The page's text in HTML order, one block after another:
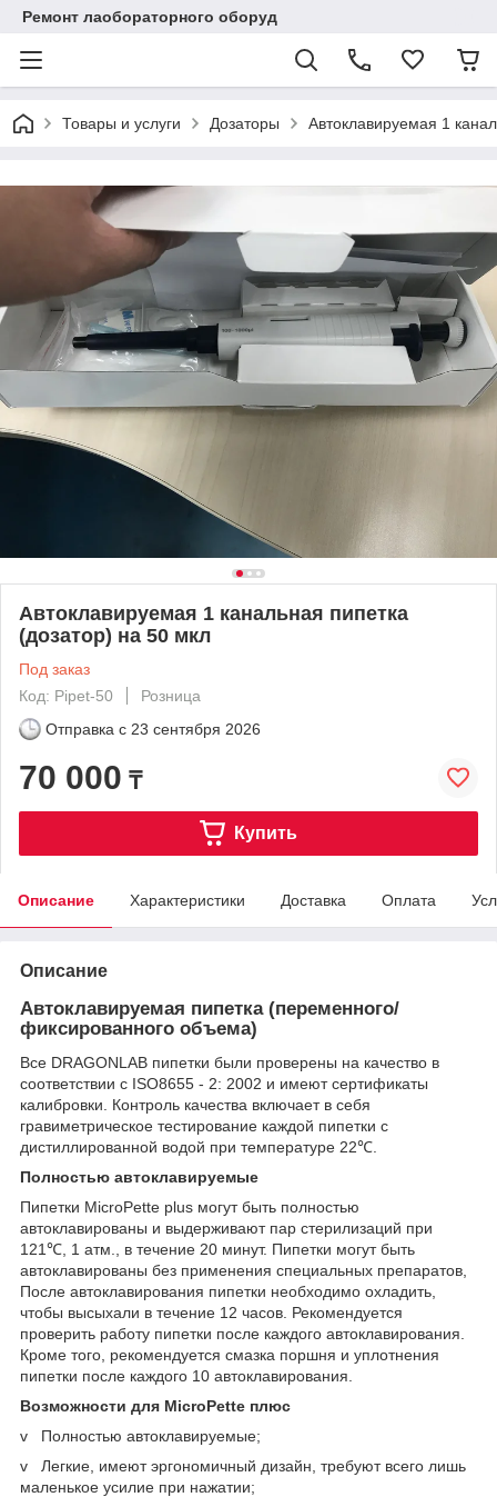
Ремонт лаобораторного оборуд
Товары и услуги Дозаторы Автоклавируемая 1
Автоклавируемая 1 канальная пипетка
(дозатор) на 50 мкл
Под заказ
Код: Pipet-50
Розница
Отправка с 23 сентября 2026
70 000 ₸
Купить
Описание Характеристики Доставка Оплата
Описание
Автоклавируемая пипетка (переменного/
фиксированного объема)
Все DRAGONLAB пипетки были проверены на качество в
соответствии с ISO8655 - 2: 2002 и имеют сертификаты
калибровки. Контроль качества включает в себя
гравиметрическое тестирование каждой пипетки с
дистиллированной водой при температуре 22℃.
Полностью автоклавируемые
Пипетки MicroPette plus могут быть полностью
автоклавированы и выдерживают пар стерилизаций при
121℃, 1 атм., в течение 20 минут. Пипетки могут быть
автоклавированы без применения специальных препаратов,
После автоклавирования пипетки необходимо охладить,
чтобы высыхали в течение 12 часов. Рекомендуется
проверить работу пипетки после каждого автоклавирования.
Кроме того, рекомендуется смазка поршня и уплотнения
пипетки после каждого 10 автоклавирования.
Возможности для MicroPette плюс
v Полностью автоклавируемые;
v Легкие, имеют эргономичный дизайн, требуют всего лишь
маленькое усилие при нажатии;